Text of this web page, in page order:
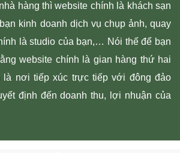
hàng thì website chính là khách sạn
kinh doanh dịch vụ chụp ảnh, quay
là studio của bạn,… Nói thế để bạn
website chính là gian hàng thứ hai
là nơi tiếp xúc trực tiếp với đông đảo
định đến doanh thu, lợi nhuận của